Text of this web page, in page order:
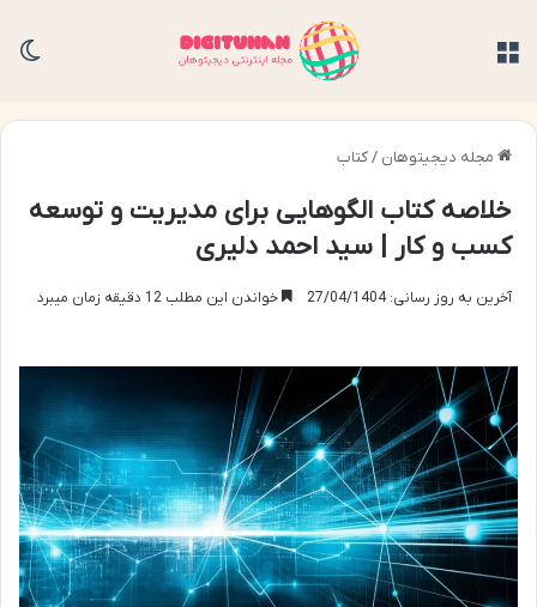
مجله دیجیتوهان /کتاب
خلاصه کتاب الگوهایی برای مدیریت و توسعه
کسب و کار | سید احمد دلیری
آخرین به روز رسانی: 27/04/1404 خواندن این مطلب 12 دقیقه زمان میبرد